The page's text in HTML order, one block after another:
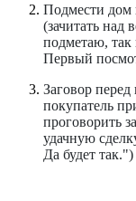
Подмести дом
(зачитать над
подметаю,
Первый
Заговор
покупатель
проговорить
удачную
Да будет так.")